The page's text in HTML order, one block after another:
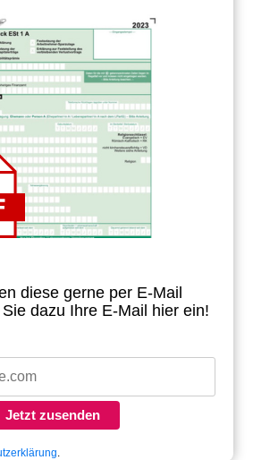
diese gerne per E-Mail
dazu Ihre E-Mail hier ein!
Jetzt zusenden
.